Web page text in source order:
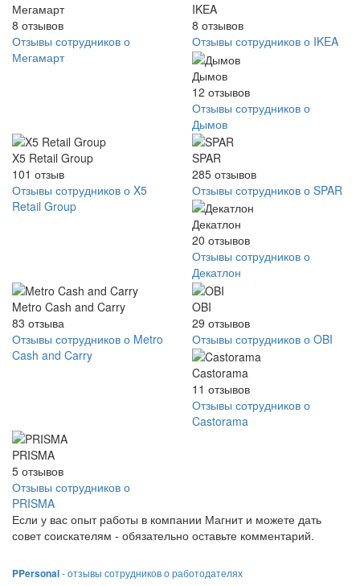
Мегамарт
8 отзывов
Отзывы сотрудников о
Мегамарт
IKEA
8 отзывов
Отзывы сотрудников о IKEA
Дымов
12 отзывов
Отзывы сотрудников о
Дымов
X5 Retail Group
101 отзыв
Отзывы сотрудников о X5
Retail Group
SPAR
285 отзывов
Отзывы сотрудников о SPAR
Декатлон
20 отзывов
Отзывы сотрудников о
Декатлон
Metro Cash and Carry
83 отзыва
Отзывы сотрудников о Metro
Cash and Carry
OBI
29 отзывов
Отзывы сотрудников о OBI
Castorama
11 отзывов
Отзывы сотрудников о
Castorama
PRISMA
5 отзывов
Отзывы сотрудников о
PRISMA
Если у вас опыт работы в компании Магнит и можете дать
совет соискателям - обязательно оставьте комментарий.
PPersonal- отзывы сотрудников о работодателях